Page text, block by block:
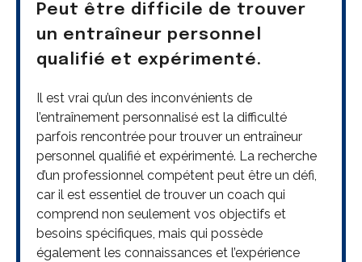
Peut être difficile de trouver
un entraîneur personnel
qualifié et expérimenté.
Il est vrai qu’un des inconvénients de
l’entraînement personnalisé est la difficulté
parfois rencontrée pour trouver un entraîneur
personnel qualifié et expérimenté. La recherche
d’un professionnel compétent peut être un défi,
car il est essentiel de trouver un coach qui
comprend non seulement vos objectifs et
besoins spécifiques, mais qui possède
également les connaissances et l’expérience